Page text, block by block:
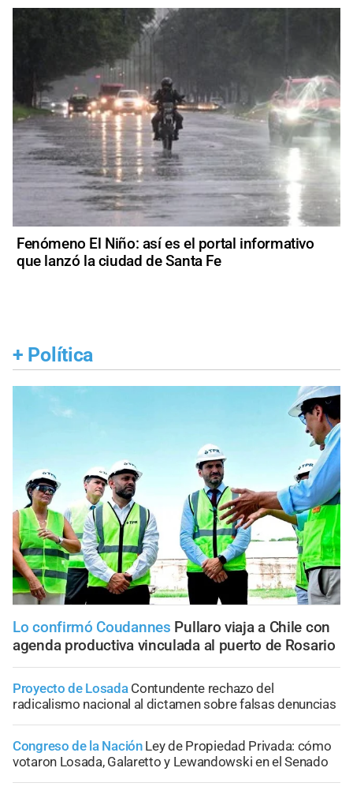
Fenómeno El Niño: así es el portal informativo
que lanzó la ciudad de Santa Fe
+ Política
Lo confirmó Coudannes Pullaro viaja a Chile con
agenda productiva vinculada al puerto de Rosario
Proyecto de Losada Contundente rechazo del
radicalismo nacional al dictamen sobre falsas denuncias
Congreso de la Nación Ley de Propiedad Privada: cómo
votaron Losada, Galaretto y Lewandowski en el Senado